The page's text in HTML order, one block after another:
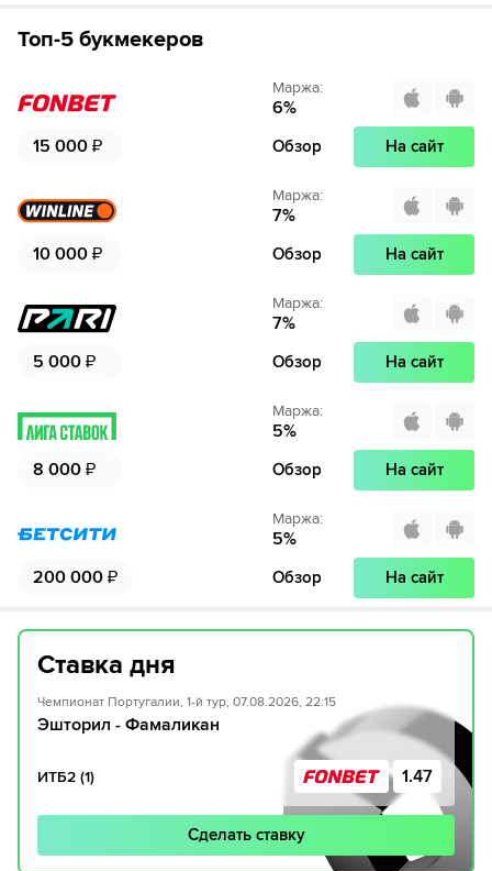
Топ-5 букмекеров
15 000 ₽
Маржа:
6%
Обзор На сайт
10 000 ₽
Маржа:
7%
Обзор На сайт
5 000 ₽
Маржа:
7%
Обзор На сайт
8 000 ₽
Маржа:
5%
Обзор На сайт
200 000 ₽
Маржа:
5%
Обзор На сайт
Ставка дня
Чемпионат Португалии, 1-й тур, 07.08.2026, 22:15
Эшторил - Фамаликан
ИТБ2 (1) 1.47
Сделать ставку